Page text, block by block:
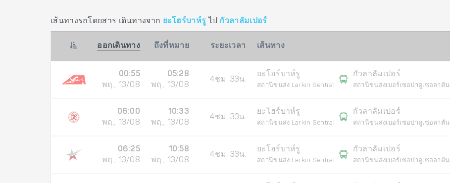
เส้นทางรถโดยสาร เดินทางจาก ยะโฮร์บาห์รู ไป กัวลาลัมเปอร์
ออกเดินทาง ถึงที่หมาย ระยะเวลา เส้นทาง
00:55
พฤ., 13/08
05:28
พฤ., 13/08
4ชม. 33น.
ยะโฮร์บาห์รู
สถานีขนส่ง Larkin Sentral
กัวลาลัมเปอร์
สถานีขนส่งเบอร์เซอปาดูเซอลาตัน
06:00
พฤ., 13/08
10:33
พฤ., 13/08
4ชม. 33น.
ยะโฮร์บาห์รู
สถานีขนส่ง Larkin Sentral
กัวลาลัมเปอร์
สถานีขนส่งเบอร์เซอปาดูเซอลาตัน
06:25
พฤ., 13/08
10:58
พฤ., 13/08
4ชม. 33น.
ยะโฮร์บาห์รู
สถานีขนส่ง Larkin Sentral
กัวลาลัมเปอร์
สถานีขนส่งเบอร์เซอปาดูเซอลาตัน